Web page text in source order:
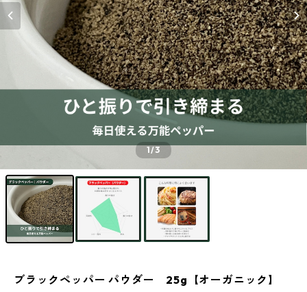
1/3
ブラックペッパー パウダー 25g【オーガニック】